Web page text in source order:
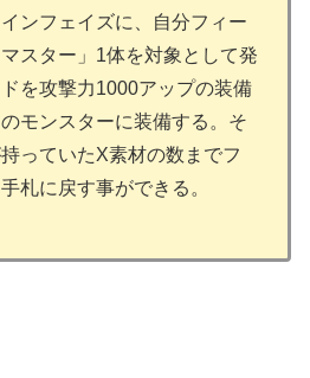
ンフェイズに、自分フィー
スター」1体を対象として発
を攻撃力1000アップの装備
モンスターに装備する。そ
っていたX素材の数までフ
札に戻す事ができる。